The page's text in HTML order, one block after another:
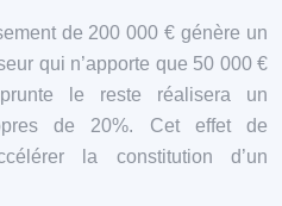
de 200 000 € génère un
qui n’apporte que 50 000 €
le reste réalisera un
de 20%. Cet effet de
la constitution d’un